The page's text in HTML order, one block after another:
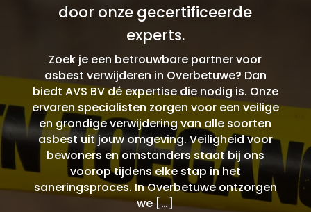
door onze gecertificeerde
experts.
Zoek je een betrouwbare partner voor
asbest verwijderen in Overbetuwe? Dan
biedt AVS BV dé expertise die nodig is. Onze
ervaren specialisten zorgen voor een veilige
en grondige verwijdering van alle soorten
asbest uit jouw omgeving. Veiligheid voor
bewoners en omstanders staat bij ons
voorop tijdens elke stap in het
saneringsproces. In Overbetuwe ontzorgen
we […]